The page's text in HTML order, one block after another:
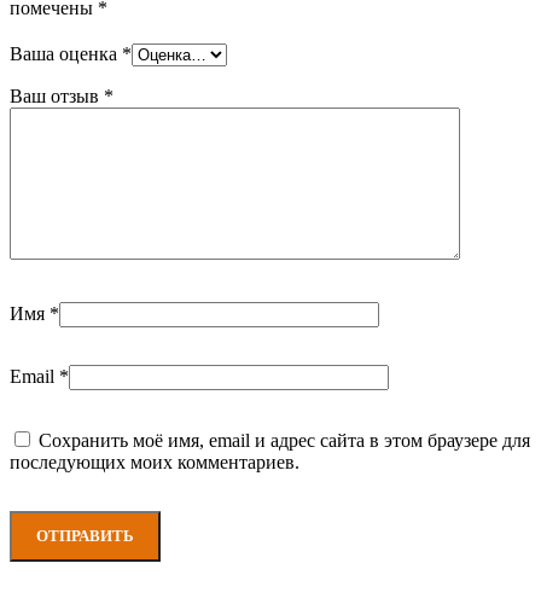
помечены *
Ваша оценка *
Ваш отзыв *
Имя *
Email *
Сохранить моё имя, email и адрес сайта в этом браузере для
последующих моих комментариев.